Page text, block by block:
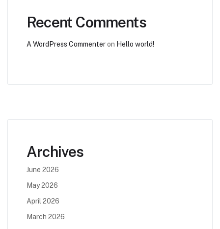
Recent Comments
A WordPress Commenteron Hello world!
Archives
June 2026
May 2026
April 2026
March 2026